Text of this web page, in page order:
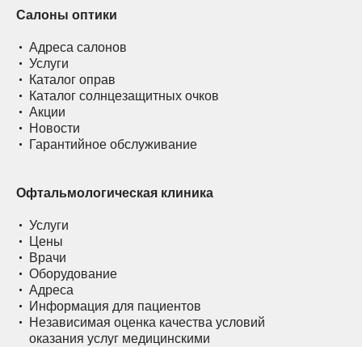
Салоны оптики
Адреса салонов
Услуги
Каталог оправ
Каталог солнцезащитных очков
Акции
Новости
Гарантийное обслуживание
Офтальмологическая клиника
Услуги
Цены
Врачи
Оборудование
Адреса
Информация для пациентов
Независимая оценка качества условий
оказания услуг медицинскими